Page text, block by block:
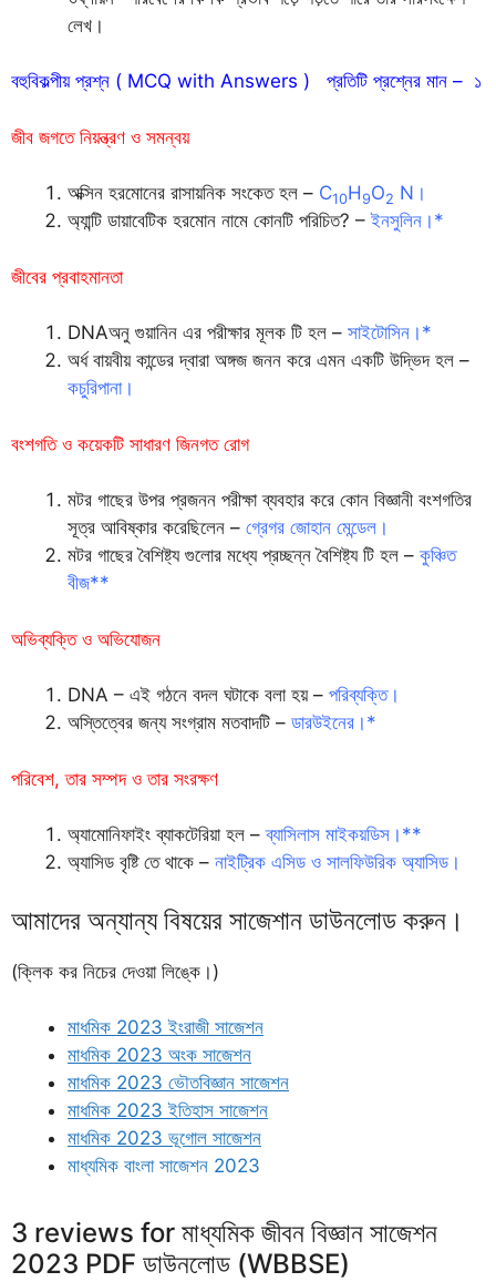
লেখ।
বহুবিকল্পীয় প্রশ্ন ( MCQ with Answers ) প্রতিটি প্রশ্নের মান – ১
জীব জগতে নিয়ন্ত্রণ ও সমন্বয়
অক্সিন হরমোনের রাসায়নিক সংকেত হল – C10H9O2 N।
অ্যান্টি ডায়াবেটিক হরমোন নামে কোনটি পরিচিত? – ইনসুলিন।*
জীবের প্রবাহমানতা
DNAঅনু গুয়ানিন এর পরীক্ষার মূলক টি হল – সাইটোসিন।*
অর্ধ বায়বীয় কান্ডের দ্বারা অঙ্গজ জনন করে এমন একটি উদ্ভিদ হল –
কচুরিপানা।
বংশগতি ও কয়েকটি সাধারণ জিনগত রোগ
মটর গাছের উপর প্রজনন পরীক্ষা ব্যবহার করে কোন বিজ্ঞানী বংশগতির
সূত্র আবিষ্কার করেছিলেন – গ্রেগর জোহান মেন্ডেল।
মটর গাছের বৈশিষ্ট্য গুলোর মধ্যে প্রচ্ছন্ন বৈশিষ্ট্য টি হল – কুঞ্চিত
বীজ**
অভিব্যক্তি ও অভিযোজন
DNA – এই গঠনে বদল ঘটাকে বলা হয় – পরিব্যক্তি।
অস্তিত্বের জন্য সংগ্রাম মতবাদটি – ডারউইনের।*
পরিবেশ, তার সম্পদ ও তার সংরক্ষণ
অ্যামোনিফাইং ব্যাকটেরিয়া হল –ব্যাসিলাস মাইকয়ডিস।**
অ্যাসিড বৃষ্টি তে থাকে – নাইট্রিক এসিড ও সালফিউরিক অ্যাসিড।
আমাদের অন্যান্য বিষয়ের সাজেশান ডাউনলোড করুন।
(ক্লিক কর নিচের দেওয়া লিঙ্কে।)
মাধমিক 2023 ইংরাজী সাজেশন
মাধমিক 2023 অংক সাজেশন
মাধমিক 2023 ভৌতবিজ্ঞান সাজেশন
মাধমিক 2023 ইতিহাস সাজেশন
মাধমিক 2023 ভূগোল সাজেশন
মাধ্যমিক বাংলা সাজেশন 2023
3 reviews for মাধ্যমিক জীবন বিজ্ঞান সাজেশন
2023 PDF ডাউনলোড (WBBSE)